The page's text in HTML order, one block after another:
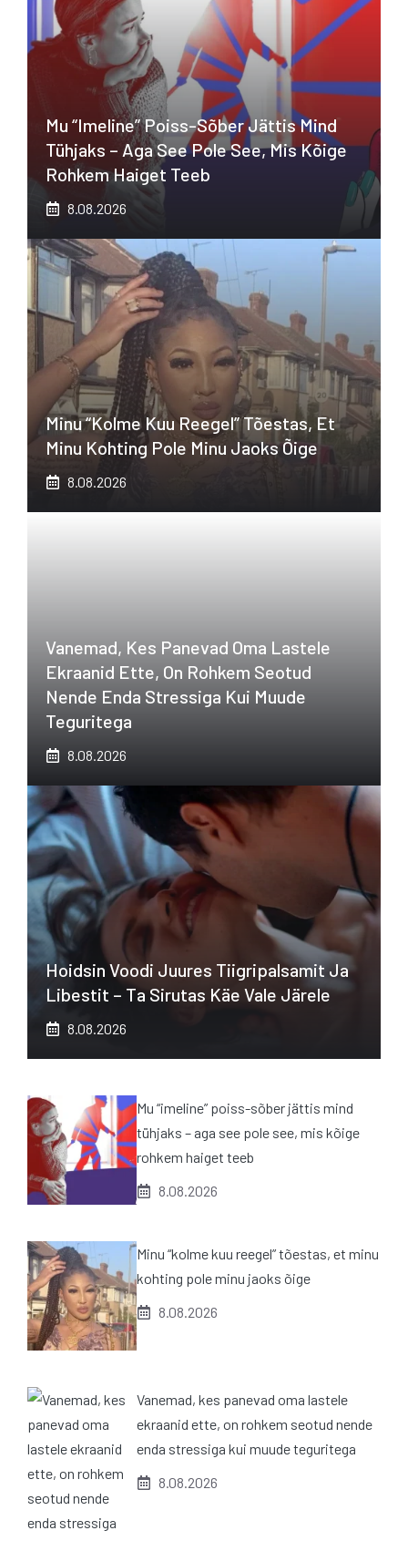
Mu “imeline” Poiss-Sõber Jättis Mind
Tühjaks – Aga See Pole See, Mis Kõige
Rohkem Haiget Teeb
8.08.2026
Minu “kolme Kuu Reegel” Tõestas, Et
Minu Kohting Pole Minu Jaoks Õige
8.08.2026
Vanemad, Kes Panevad Oma Lastele
Ekraanid Ette, On Rohkem Seotud
Nende Enda Stressiga Kui Muude
Teguritega
8.08.2026
Hoidsin Voodi Juures Tiigripalsamit Ja
Libestit – Ta Sirutas Käe Vale Järele
8.08.2026
Mu “imeline” poiss-sõber jättis mind
tühjaks – aga see pole see, mis kõige
rohkem haiget teeb
8.08.2026
Minu “kolme kuu reegel” tõestas, et minu
kohting pole minu jaoks õige
8.08.2026
Vanemad, kes panevad oma lastele
ekraanid ette, on rohkem seotud nende
enda stressiga kui muude teguritega
8.08.2026